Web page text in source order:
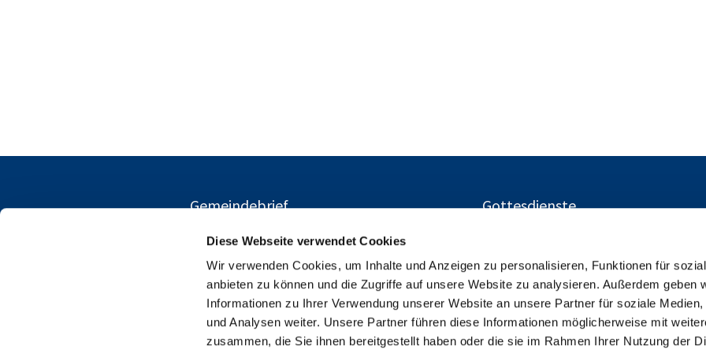
Diese Webseite verwendet Cookies
Wir verwenden Cookies, um Inhalte und Anzeigen zu personalisieren, Funktionen für
anbieten zu können und die Zugriffe auf unsere Website zu analysieren. Außerdem geben
Informationen zu Ihrer Verwendung unserer Website an unsere Partner für soziale Medien,
und Analysen weiter. Unsere Partner führen diese Informationen möglicherweise mit
zusammen, die Sie ihnen bereitgestellt haben oder die sie im Rahmen Ihrer Nutzung der
Gemeindebrief Gottesdienste
Ev. Kirchengemeinden Gustav-Adolf und Charlottenburg-
Herschelstraße 14, 10589 Berlin
+49303446094
info@gustav-adolf-gemeinde.de